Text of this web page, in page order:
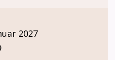
2027